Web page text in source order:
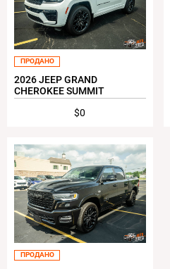
ПРОДАНО
2026 JEEP GRAND
CHEROKEE SUMMIT
$0
ПРОДАНО